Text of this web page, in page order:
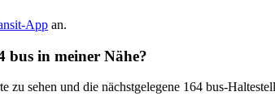
App an.
bus in meiner Nähe?
zu sehen und die nächstgelegene 164 bus-